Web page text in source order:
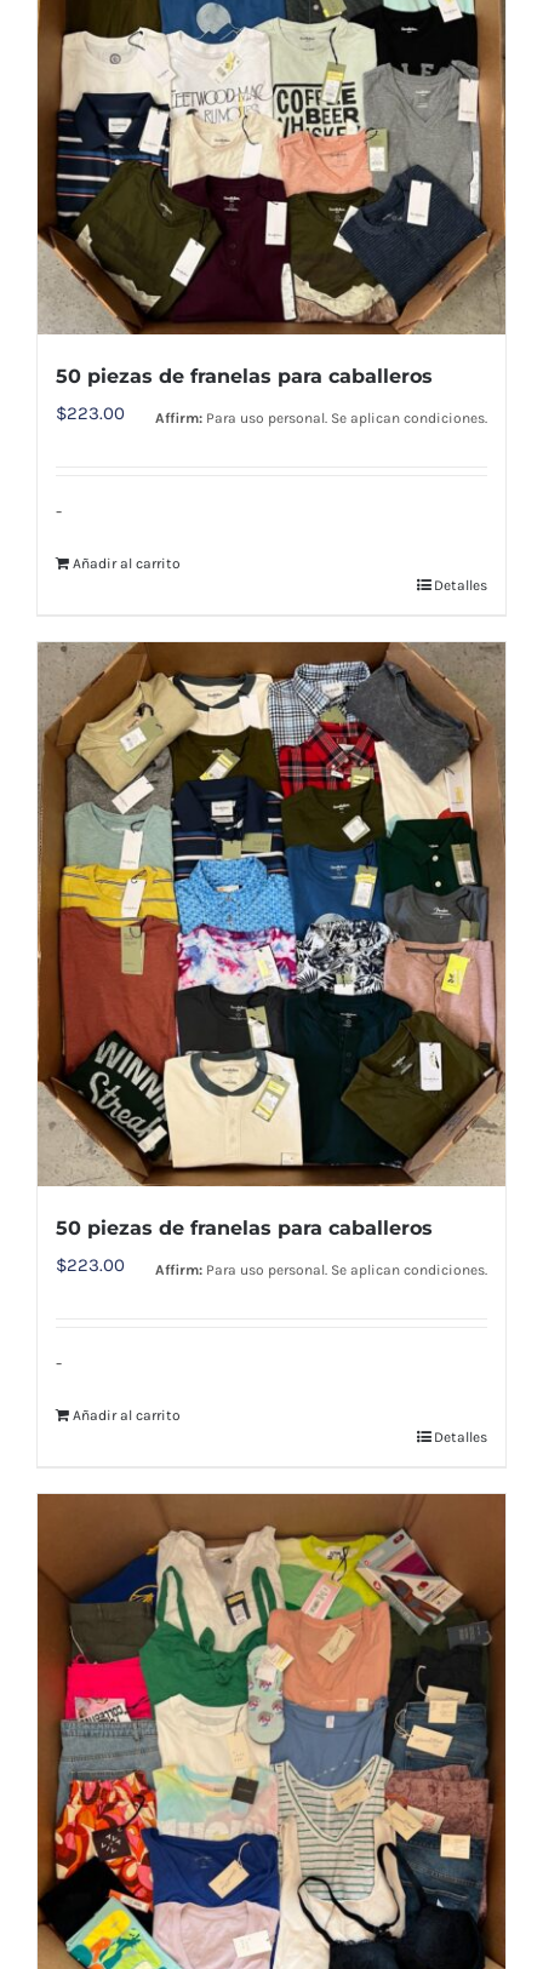
50 piezas de franelas para caballeros
$223.00 Affirm: Para uso personal. Se aplican condiciones.
-
Añadir al carrito
Detalles
50 piezas de franelas para caballeros
$223.00 Affirm: Para uso personal. Se aplican condiciones.
-
Añadir al carrito
Detalles